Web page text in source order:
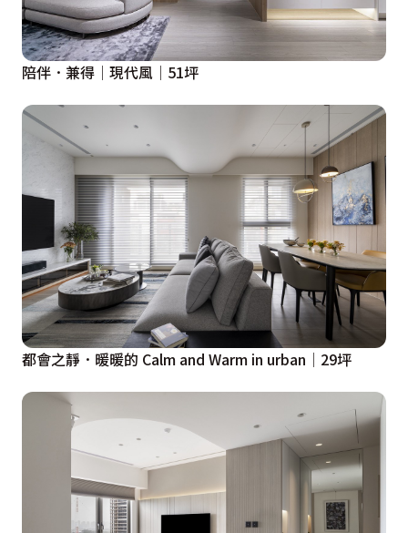
陪伴．兼得│現代風│51坪
都會之靜．暖暖的 Calm and Warm in urban│29坪